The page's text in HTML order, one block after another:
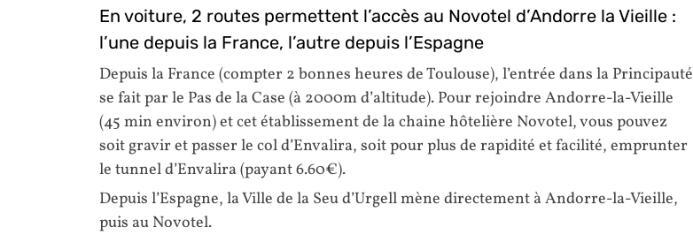
En voiture, 2 routes permettent l’accès au Novotel d’Andorre la Vieille :
l’une depuis la France, l’autre depuis l’Espagne
Depuis la France (compter 2 bonnes heures de Toulouse), l’entrée dans la Principauté
se fait par le Pas de la Case (à 2000m d’altitude). Pour rejoindre Andorre-la-Vieille
(45 min environ) et cet établissement de la chaine hôtelière Novotel, vous pouvez
soit gravir et passer le col d’Envalira, soit pour plus de rapidité et facilité, emprunter
le tunnel d’Envalira (payant 6.60€).
Depuis l’Espagne, la Ville de la Seu d’Urgell mène directement à Andorre-la-Vieille,
puis au Novotel.